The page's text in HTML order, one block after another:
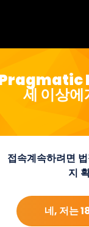
Spells에서 원소
떤 주문을 시전
세 이상
접속계속하려면
지
네, 저는